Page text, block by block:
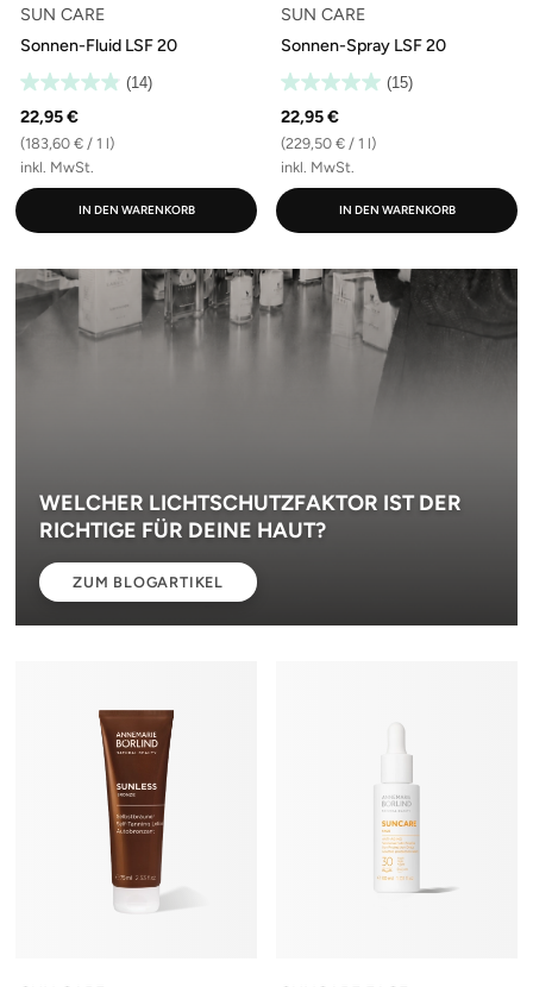
SUN CARE
Sonnen-Fluid LSF 20
(14)
22,95 €
(183,60 € / 1 l)
inkl. MwSt.
IN DEN WARENKORB
SUN CARE
Sonnen-Spray LSF 20
(15)
22,95 €
(229,50 € / 1 l)
inkl. MwSt.
IN DEN WARENKORB
WELCHER LICHTSCHUTZFAKTOR IST DER
RICHTIGE FÜR DEINE HAUT?
ZUM BLOGARTIKEL